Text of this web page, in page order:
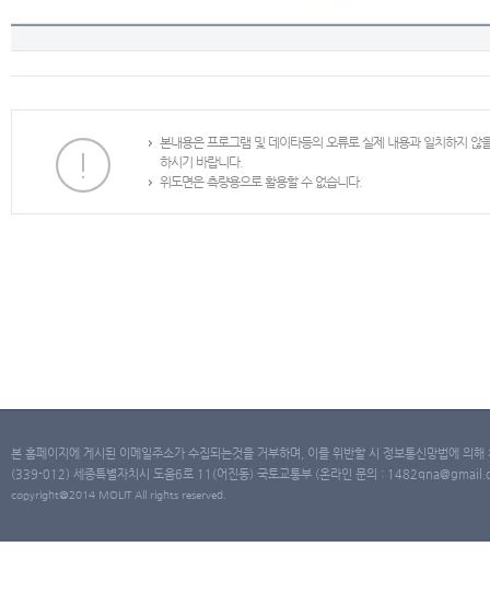
본내용은 프로그램 및 데이타등의 오류로 실제 내용과 일치하지
하시기 바랍니다.
위도면은 측량용으로 활용할 수 없습니다.
본 홈페이지에 게시된 이메일주소가 수집되는것을 거부하며, 이를 위반할 시 정보통신망법에 의
(339-012) 세종특별자치시 도움6로 11(어진동) 국토교통부 (온라인 문의 :
copyright@2014 MOLIT All rights reserved.